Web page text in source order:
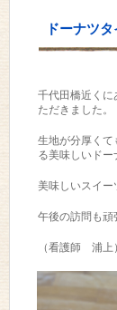
ドーナツ
千代田橋近く
ただきました。
生地が分厚くて
る美味しいドー
美味しいスイー
午後の訪問も頑
（看護師 浦上